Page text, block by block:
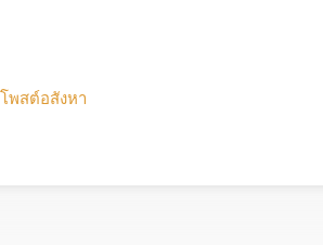
พสต์อสังหา